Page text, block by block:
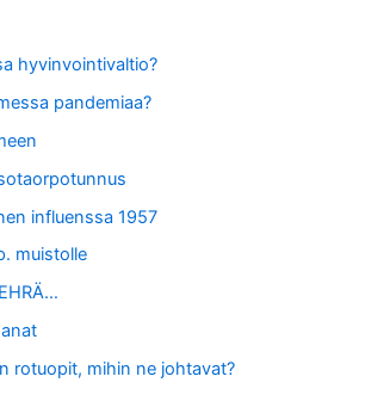
hyvinvointivaltio?
pandemiaa?
influenssa 1957
muistolle
rotuopit, mihin ne johtavat?